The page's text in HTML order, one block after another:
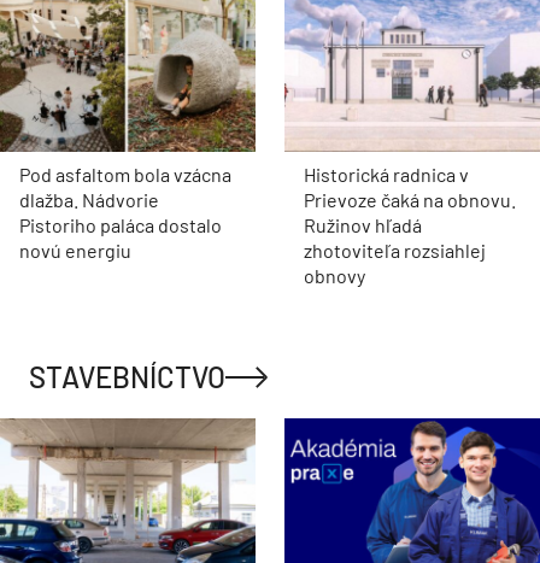
Pod asfaltom bola vzácna
dlažba. Nádvorie
Pistoriho paláca dostalo
novú energiu
Historická radnica v
Prievoze čaká na obnovu.
Ružinov hľadá
zhotoviteľa rozsiahlej
obnovy
STAVEBNÍCTVO